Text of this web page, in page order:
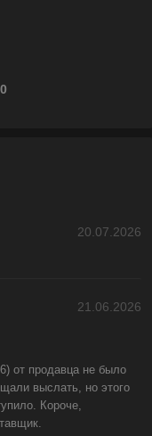
20.07.2026
21.06.2026
от продавца не было
выслать, но этого
Короче,